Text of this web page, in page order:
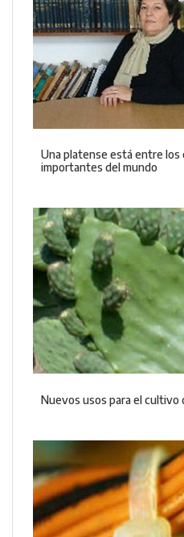
Una platense está entre
importantes del mundo
Nuevos usos para el cultivo